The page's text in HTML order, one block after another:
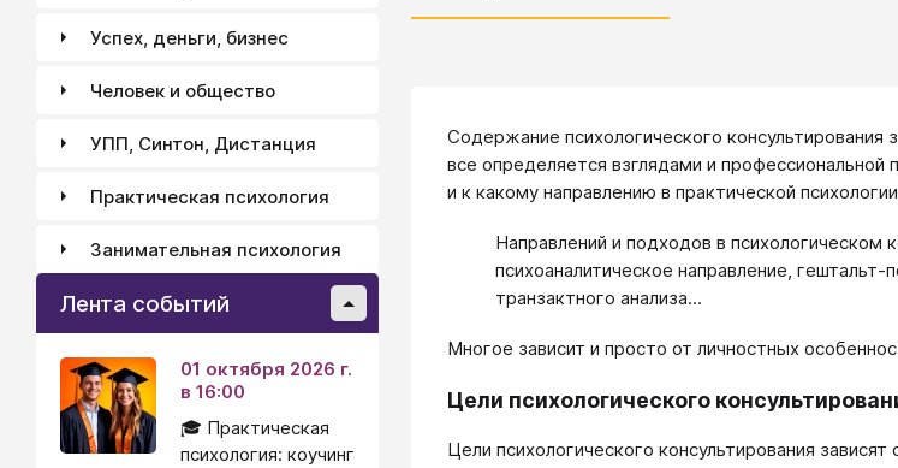
Содержание психологического консультирования
все определяется взглядами и
и к какому направлению в практической
Направлений и подходов в психологическом
психоаналитическое направление,
транзактного анализа...
Многое зависит и просто от личностных
Цели психологического
Цели психологического консультирования
Успех, деньги, бизнес
Человек и общество
УПП, Синтон, Дистанция
Практическая психология
Занимательная психология
Лента событий
01 октября 2026 г.
в 16:00
🎓 Практическая
психология: коучинг